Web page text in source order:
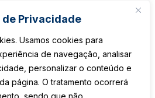
de Privacidade
Usamos cookies para
de navegação, analisar
personalizar o conteúdo e
página. O tratamento ocorrerá
sendo que não